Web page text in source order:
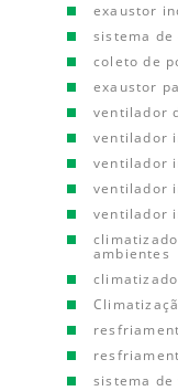
exaustor
sistema
coleto de
exaustor
ventilador
ventilador
ventilador
ventilador
ventilador
ambientes
sistema